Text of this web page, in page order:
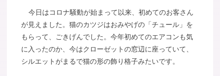
今日はコロナ騒動が始まって以来、初めてのお客さん
が見えました。猫のカツジはおみやげの「チュール」を
もらって、ごきげんでした。今年初めてのエアコンも気
に入ったのか、今はクローゼットの窓辺に座っていて、
シルエットがまるで猫の形の飾り格子みたいです。